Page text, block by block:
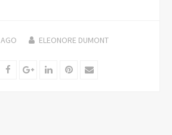
AGO ELEONORE DUMONT
FacebookGoogle+LinkedInPinterest
Email